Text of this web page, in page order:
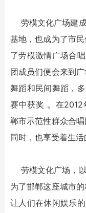
劳模文化广场建
基地，也成为了市
了劳模激情广场合
团成员们便会来到
舞蹈和民间舞蹈，
赛中获奖 。在2012
郸市示范性群众合
同时，也享受着生活
劳模文化广场，
为了邯郸这座城市
让人们在休闲娱乐